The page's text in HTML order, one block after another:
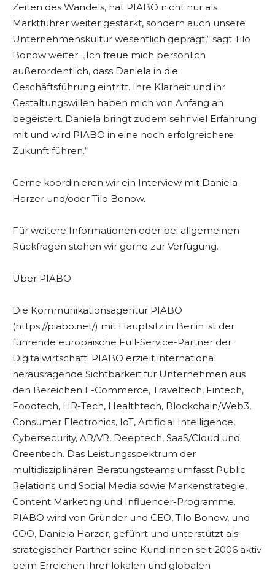
Zeiten des Wandels, hat PIABO nicht nur als
Marktführer weiter gestärkt, sondern auch unsere
Unternehmenskultur wesentlich geprägt,“ sagt Tilo
Bonow weiter. „Ich freue mich persönlich
außerordentlich, dass Daniela in die
Geschäftsführung eintritt. Ihre Klarheit und ihr
Gestaltungswillen haben mich von Anfang an
begeistert. Daniela bringt zudem sehr viel Erfahrung
mit und wird PIABO in eine noch erfolgreichere
Zukunft führen.“
Gerne koordinieren wir ein Interview mit Daniela
Harzer und/oder Tilo Bonow.
Für weitere Informationen oder bei allgemeinen
Rückfragen stehen wir gerne zur Verfügung.
Über PIABO
Die Kommunikationsagentur PIABO
(https://piabo.net/) mit Hauptsitz in Berlin ist der
führende europäische Full-Service-Partner der
Digitalwirtschaft. PIABO erzielt international
herausragende Sichtbarkeit für Unternehmen aus
den Bereichen E-Commerce, Traveltech, Fintech,
Foodtech, HR-Tech, Healthtech, Blockchain/Web3,
Consumer Electronics, IoT, Artificial Intelligence,
Cybersecurity, AR/VR, Deeptech, SaaS/Cloud und
Greentech. Das Leistungsspektrum der
multidisziplinären Beratungsteams umfasst Public
Relations und Social Media sowie Markenstrategie,
Content Marketing und Influencer-Programme.
PIABO wird von Gründer und CEO, Tilo Bonow, und
COO, Daniela Harzer, geführt und unterstützt als
strategischer Partner seine Kund:innen seit 2006 aktiv
beim Erreichen ihrer lokalen und globalen